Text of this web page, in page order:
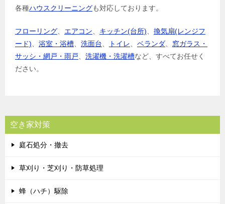
各種ハウスクリーニングも対応しております。
フローリング エアコン キッチン(台所)
換気扇(レンジフ
ード)
浴室・浴槽 洗面台 トイレ ベランダ
窓ガラス・
サッシ・網戸・雨戸
洗濯機・洗濯槽など、すべてお任せく
ださい。
空き家対策
庭石処分・撤去
草刈り・芝刈り・防草処理
蜂（ハチ）駆除